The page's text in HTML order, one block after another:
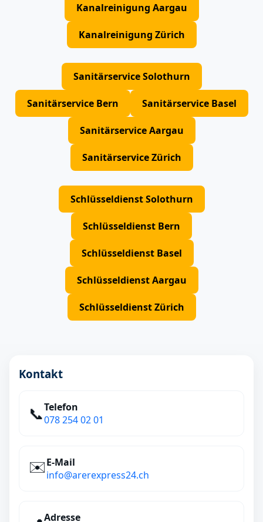
Kanalreinigung Aargau
Kanalreinigung Zürich
Sanitärservice Solothurn
Sanitärservice Bern Sanitärservice Basel
Sanitärservice Aargau
Sanitärservice Zürich
Schlüsseldienst Solothurn
Schlüsseldienst Bern
Schlüsseldienst Basel
Schlüsseldienst Aargau
Schlüsseldienst Zürich
Kontakt
📞Telefon
078 254 02 01
✉️E‑Mail
info@arerexpress24.ch
Adresse